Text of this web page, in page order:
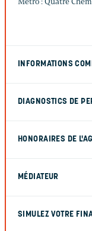
INFORMATIONS
DIAGNOSTICS DE
HONORAIRES DE
MÉDIATEUR
SIMULEZ VOTRE